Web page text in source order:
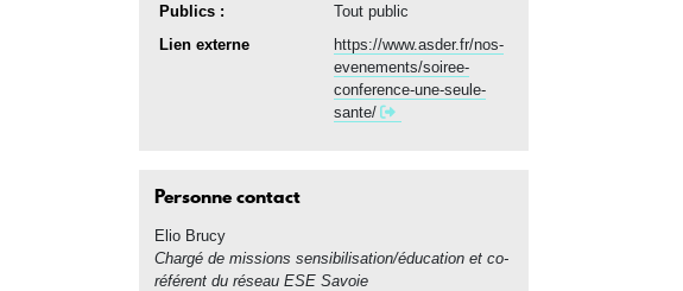
Publics :
Tout public
Lien externe
https://www.asder.fr/nos-
evenements/soiree-
conference-une-seule-
sante/
Personne contact
Elio Brucy
Chargé de missions sensibilisation/éducation et co-
référent du réseau ESE Savoie